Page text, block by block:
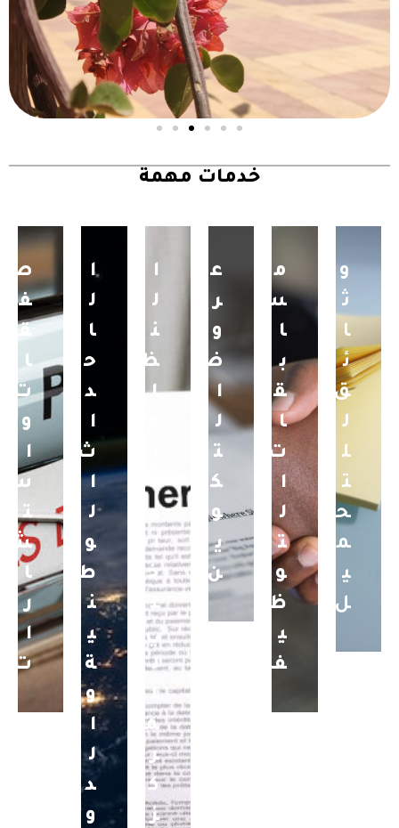
خدمات مهمة
و
ث
ا
ئ
ق
ل
ل
ت
ح
م
ي
ل
م
س
ا
ب
ق
ا
ت
ا
ل
ت
و
ظ
ي
ف
ع
ر
و
ض
ا
ل
ت
ك
و
ي
ن
ا
ل
ن
ظ
ا
ل
د
ا
خ
ل
ي
ل
ل
م
ر
ك
ز
ا
ل
ا
ح
د
ا
ث
ا
ل
و
ط
ن
ي
ة
و
ا
ل
د
و
ص
ف
ق
ا
ت
و
ا
س
ت
ش
ا
ر
ا
ت